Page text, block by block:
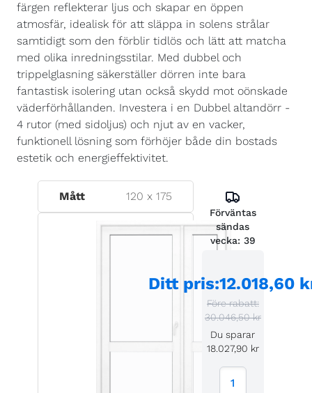
färgen reflekterar ljus och skapar en öppen
atmosfär, idealisk för att släppa in solens strålar
samtidigt som den förblir tidlös och lätt att matcha
med olika inredningsstilar. Med dubbel och
trippelglasning säkerställer dörren inte bara
fantastisk isolering utan också skydd mot oönskade
väderförhållanden. Investera i en Dubbel altandörr -
4 rutor (med sidoljus) och njut av en vacker,
funktionell lösning som förhöjer både din bostads
estetik och energieffektivitet.
Mått 120 x175
Förväntas
sändas
vecka: 39
Ditt pris:12.018,60
Före rabatt:
30.046,50 kr
Du sparar
18.027,90 kr
1